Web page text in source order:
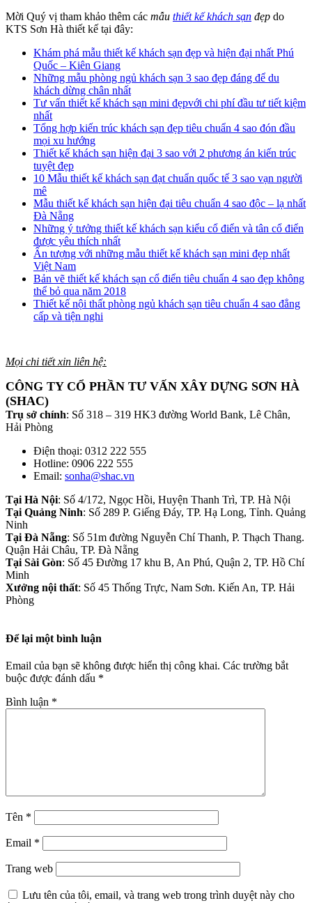
Mời Quý vị tham khảo thêm các mẫu thiết kế khách sạn đẹp do
KTS Sơn Hà thiết kế tại đây:
Khám phá mẫu thiết kế khách sạn đẹp và hiện đại nhất Phú
Quốc – Kiên Giang
Những mẫu phòng ngủ khách sạn 3 sao đẹp đáng để du
khách dừng chân nhất
Tư vấn thiết kế khách sạn mini đẹpvới chi phí đầu tư tiết kiệm
nhất
Tổng hợp kiến trúc khách sạn đẹp tiêu chuẩn 4 sao đón đầu
mọi xu hướng
Thiết kế khách sạn hiện đại 3 sao với 2 phương án kiến trúc
tuyệt đẹp
10 Mẫu thiết kế khách sạn đạt chuẩn quốc tế 3 sao vạn người
mê
Mẫu thiết kế khách sạn hiện đại tiêu chuẩn 4 sao độc – lạ nhất
Đà Nẵng
Những ý tưởng thiết kế khách sạn kiểu cổ điển và tân cổ điển
được yêu thích nhất
Ấn tượng với những mẫu thiết kế khách sạn mini đẹp nhất
Việt Nam
Bản vẽ thiết kế khách sạn cổ điển tiêu chuẩn 4 sao đẹp không
thể bỏ qua năm 2018
Thiết kế nội thất phòng ngủ khách sạn tiêu chuẩn 4 sao đẳng
cấp và tiện nghi
Mọi chi tiết xin liên hệ:
CÔNG TY CỔ PHẦN TƯ VẤN XÂY DỰNG SƠN HÀ
(SHAC)
Trụ sở chính: Số 318 – 319 HK3 đường World Bank, Lê Chân,
Hải Phòng
Điện thoại: 0312 222 555
Hotline: 0906 222 555
Email: sonha@shac.vn
Tại Hà Nội: Số 4/172, Ngọc Hồi, Huyện Thanh Trì, TP. Hà Nội
Tại Quảng Ninh: Số 289 P. Giếng Đáy, TP. Hạ Long, Tỉnh. Quảng
Ninh
Tại Đà Nẵng: Số 51m đường Nguyễn Chí Thanh, P. Thạch Thang.
Quận Hải Châu, TP. Đà Nẵng
Tại Sài Gòn: Số 45 Đường 17 khu B, An Phú, Quận 2, TP. Hồ Chí
Minh
Xưởng nội thất: Số 45 Thống Trực, Nam Sơn. Kiến An, TP. Hải
Phòng
Để lại một bình luận
Email của bạn sẽ không được hiển thị công khai. Các trường bắt
buộc được đánh dấu *
Bình luận *
Tên *
Email *
Trang web
Lưu tên của tôi, email, và trang web trong trình duyệt này cho